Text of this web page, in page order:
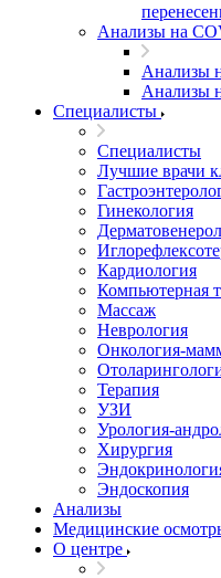
Анализы на
Анализы
Анализы
Специалисты
Специалисты
Лучшие врачи
Гинекология
Кардиология
Компьютерная
Массаж
Неврология
Онкология-
Терапия
УЗИ
Урология-
Хирургия
Эндоскопия
Анализы
Медицинские
О центре